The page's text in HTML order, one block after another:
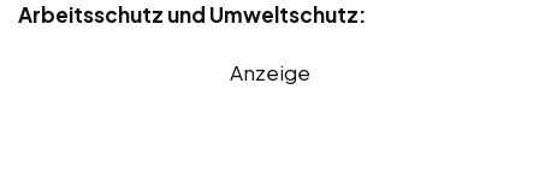
Arbeitsschutz und Umweltschutz:
Anzeige